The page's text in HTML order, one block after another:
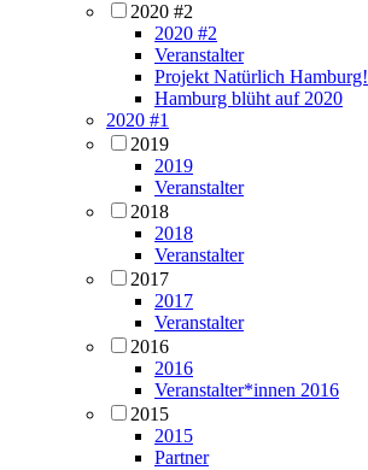
2020 #2
2020 #2
Veranstalter
Projekt Natürlich Hamburg!
Hamburg blüht auf 2020
2020 #1
2019
2019
Veranstalter
2018
2018
Veranstalter
2017
2017
Veranstalter
2016
2016
Veranstalter*innen 2016
2015
2015
Partner